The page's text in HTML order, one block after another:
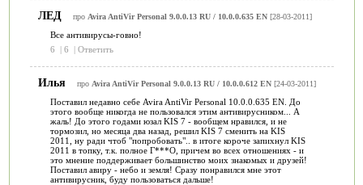
ЛЕД про Avira AntiVir Personal 9.0.0.13 RU / 10.0.0.635 EN[28-03-2011]
Все антивирусы-говно!
6
| 6 | Ответить
Илья про Avira AntiVir Personal 9.0.0.13 RU / 10.0.0.612 EN[24-03-2011]
Поставил недавно себе Avira AntiVir Personal 10.0.0.635 EN. До
этого вообще никогда не пользовался этим антивирусником... А
жаль! До этого годами юзал KIS 7 - вообщем нравился, и не
тормозил, но месяца два назад, решил KIS 7 сменить на KIS
2011, ну ради чтоб "попробовать".. в итоге короче запихнул KIS
2011 в топку, т.к. полное Г***О, причем во всех отношениях - и
это мнение поддерживает большинство моих знакомых и друзей!
Поставил авиру - небо и земля! Сразу понравился мне этот
антивирусник, буду пользоваться дальше!